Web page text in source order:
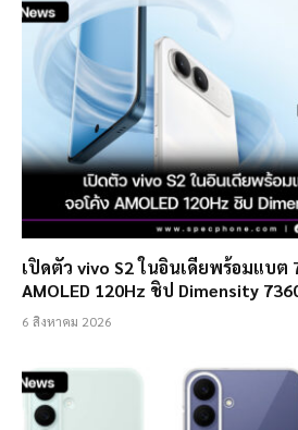
เปิดตัว vivo S2 ในอินเดียพร้อมแบต
AMOLED 120Hz ชิป Dimensity
6 สิงหาคม 2026